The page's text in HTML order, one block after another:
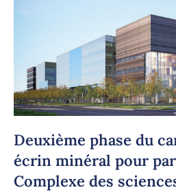
Deuxième phase du
écrin minéral pour
Complexe des